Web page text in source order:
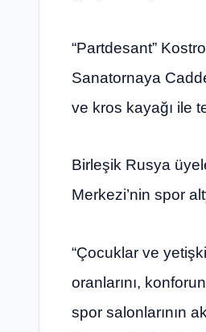
“Partdesant”
Sanatornaya
ve kros kayağı ile
Birleşik Rusya
Merkezi’nin spor
“Çocuklar ve
oranlarını,
spor salonlarının